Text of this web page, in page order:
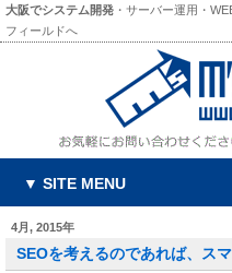
大阪でシステム開発 ・サーバー運用・
フィールドへ
▼ SITE MENU
4月, 2015年
SEOを考えるのであれば、ス